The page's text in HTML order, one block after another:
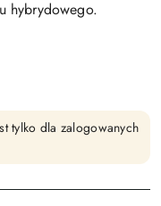
hybrydowego.
tylko dla zalogowanych